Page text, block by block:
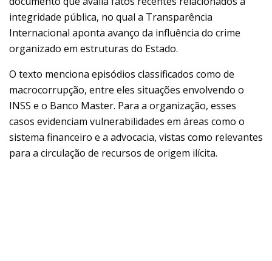
integridade pública, no qual a Transparência
Internacional aponta avanço da influência do crime
organizado em estruturas do Estado.
O texto menciona episódios classificados como de
macrocorrupção, entre eles situações envolvendo o
INSS e o Banco Master. Para a organização, esses
casos evidenciam vulnerabilidades em áreas como o
sistema financeiro e a advocacia, vistas como relevantes
para a circulação de recursos de origem ilícita.